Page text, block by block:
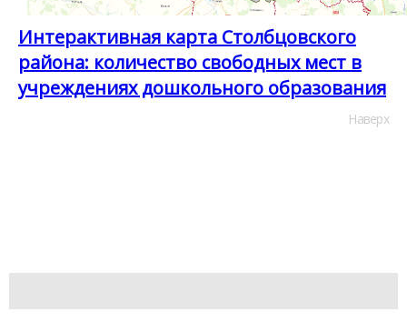
Интерактивная карта Столбцовского
района: количество свободных мест в
учреждениях дошкольного образования
Наверх